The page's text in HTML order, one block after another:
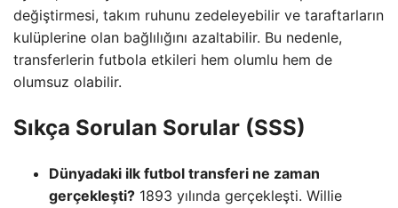
değiştirmesi, takım ruhunu zedeleyebilir ve taraftarların
kulüplerine olan bağlılığını azaltabilir. Bu nedenle,
transferlerin futbola etkileri hem olumlu hem de
olumsuz olabilir.
Sıkça Sorulan Sorular (SSS)
Dünyadaki ilk futbol transferi ne zaman
gerçekleşti? 1893 yılında gerçekleşti. Willie